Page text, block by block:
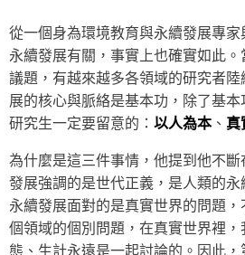
從一個身為環境教育與永續發展專
永續發展有關，事實上也確實如此
議題，有越來越多各領域的研究者
展的核心與脈絡是基本功，除了基
研究生一定要留意的： 以人為本、 真
為什麼是這三件事情，他提到他不
發展強調的是世代正義，是人類的
永續發展面對的是真實世界的問題
個領域的個別問題，在真實世界裡
態、生計永遠是一起討論的。因此